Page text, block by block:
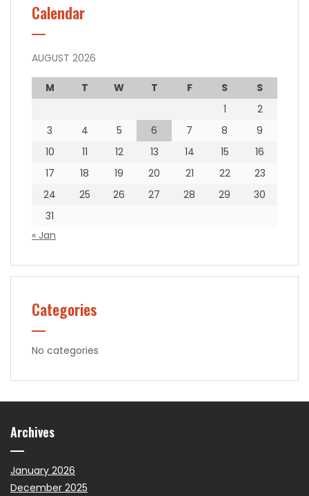
Calendar
AUGUST 2026
M T W T F S
S
1
2
3
4 5 6 7 8
9
10
11 12 13 14 15
16
17
18 19 20 21 22
23
24
25 26 27 28 29
30
31
« Jan
Categories
No categories
Archives
January 2026
December 2025